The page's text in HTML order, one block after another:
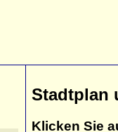
Stadtplan
Klicken Sie